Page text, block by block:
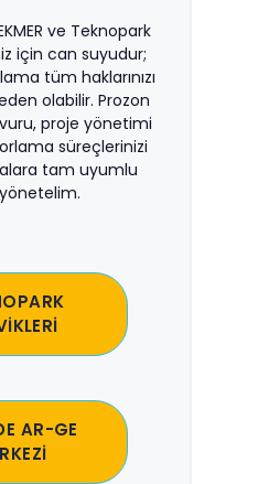
ve Teknopark
için can suyudur;
tüm haklarınızı
olabilir. Prozon
proje yönetimi
süreçlerinizi
tam uyumlu
AR-GE